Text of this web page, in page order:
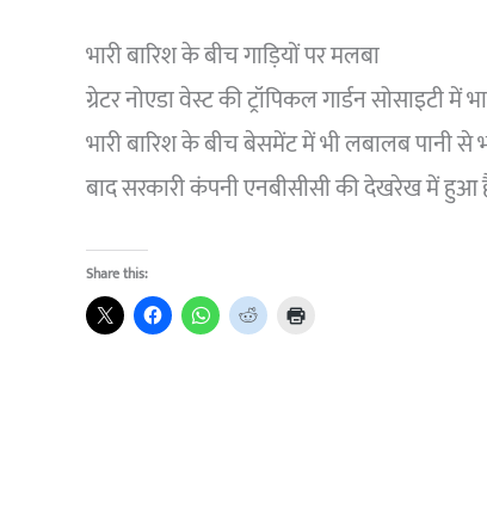
भारी बारिश के बीच गाड़ियों पर मलबा
ग्रेटर नोएडा वेस्ट की ट्रॉपिकल गार्डन सोसाइटी
भारी बारिश के बीच बेसमेंट में भी लबालब पानी से
बाद सरकारी कंपनी एनबीसीसी की देखरेख में हुआ
Share this: